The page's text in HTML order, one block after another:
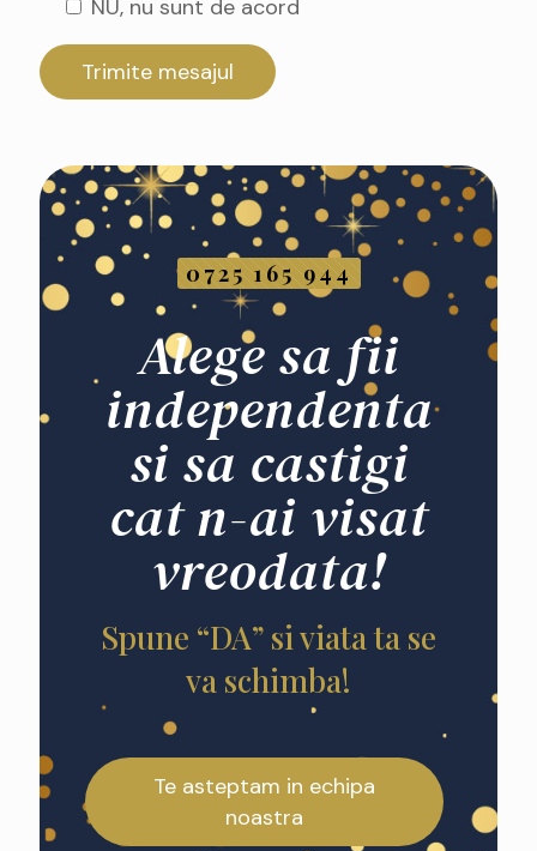
NU, nu sunt de acord
0725 165 944
Alege sa fii
independenta
si sa castigi
cat n-ai visat
vreodata!
Spune “DA” si viata ta se
va schimba!
Te asteptam in echipa
noastra